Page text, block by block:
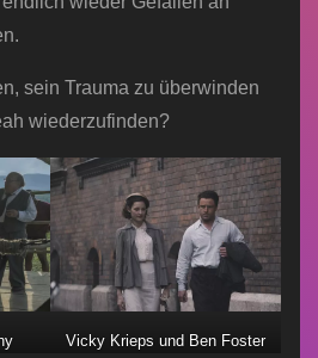
sein Trauma zu überwinden
wiederzufinden?
Vicky Krieps und Ben Foster